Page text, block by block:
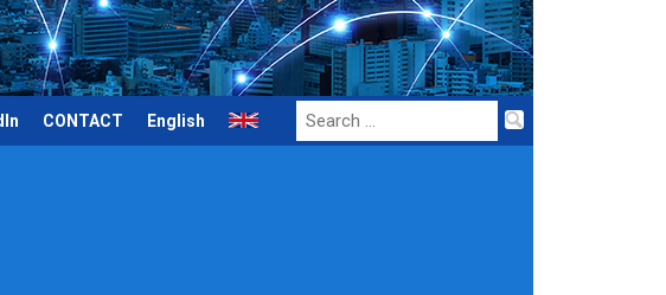
CONTACT English
Search
for: